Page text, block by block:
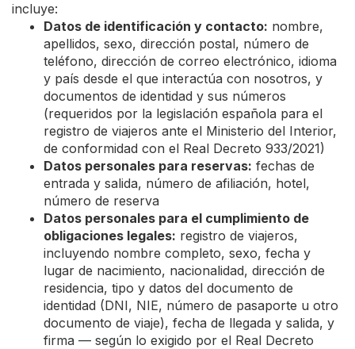
incluye:
Datos de identificación y contacto: nombre,
apellidos, sexo, dirección postal, número de
teléfono, dirección de correo electrónico, idioma
y país desde el que interactúa con nosotros, y
documentos de identidad y sus números
(requeridos por la legislación española para el
registro de viajeros ante el Ministerio del Interior,
de conformidad con el Real Decreto 933/2021)
Datos personales para reservas: fechas de
entrada y salida, número de afiliación, hotel,
número de reserva
Datos personales para el cumplimiento de
obligaciones legales: registro de viajeros,
incluyendo nombre completo, sexo, fecha y
lugar de nacimiento, nacionalidad, dirección de
residencia, tipo y datos del documento de
identidad (DNI, NIE, número de pasaporte u otro
documento de viaje), fecha de llegada y salida, y
firma — según lo exigido por el Real Decreto